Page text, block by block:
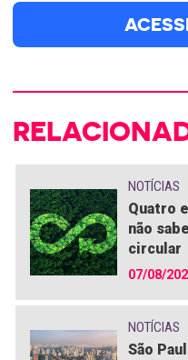
NOTÍCIAS
Quatro
não
circular
07/08/
NOTÍCIAS
São